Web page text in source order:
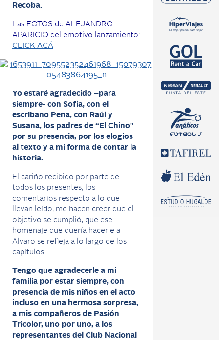
Recoba.
Las FOTOS de ALEJANDRO
APARICIO del emotivo lanzamiento:
CLICK ACÁ
Yo estaré agradecido –para
siempre- con Sofía, con el
escribano Pena, con Raúl y
Susana, los padres de “El Chino”
por su presencia, por los elogios
al texto y a mi forma de contar la
historia.
El cariño recibido por parte de
todos los presentes, los
comentarios respecto a lo que
llevan leído, me hacen creer que el
objetivo se cumplió, que ese
homenaje que quería hacerle a
Alvaro se refleja a lo largo de los
capítulos.
Tengo que agradecerle a mi
familia por estar siempre, con
presencia de mis niños en el acto
incluso en una hermosa sorpresa,
a mis compañeros de Pasión
Tricolor, uno por uno, a los
representantes del Club Nacional